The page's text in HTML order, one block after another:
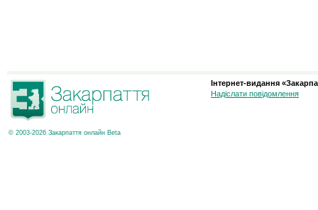
© 2003-2026 Закарпаття онлайн Beta
Інтернет-видання
Надіслати повідомлення